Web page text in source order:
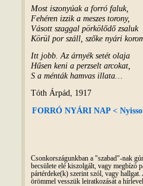
Most iszonyúak a forró faluk,
Fehéren izzik a meszes torony,
Vásott szaggal pörkölődő zsaluk
Körül por száll, szőke nyári
Itt jobb. Az árnyék setét olaja
Hűsen keni a perzselt arcokat,
S a ménták hamvas illata…
Tóth Árpád, 1917
FORRÓ NYÁRI NAP <
Csonkországunkban a "szabad"-nak
becsülete elé kiszolgált, vagy megbízó
pártérdeke(k) szerint szól, vagy
örömmel vesszük leiratkozását a